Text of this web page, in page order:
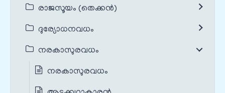
രാജസൂയം (തെക്കൻ)
ദുര്യോധനവധം
നരകാസുരവധം
നരകാസുരവധം